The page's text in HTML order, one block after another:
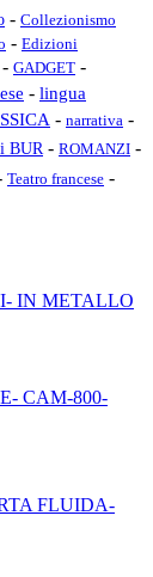
- Collezionismo
- Edizioni
- GADGET -
- lingua
- narrativa -
BUR - ROMANZI -
Teatro francese -
IN METALLO
CAM-800-
FLUIDA-